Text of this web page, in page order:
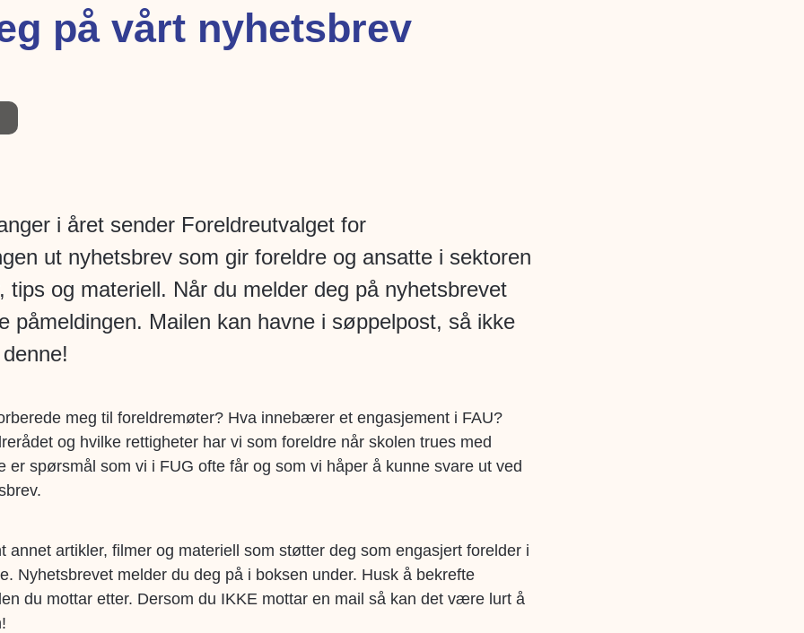
på vårt nyhetsbrev
i året sender Foreldreutvalget for
ut nyhetsbrev som gir foreldre og ansatte i sektoren
tips og materiell. Når du melder deg på nyhetsbrevet
påmeldingen. Mailen kan havne i søppelpost, så ikke
meg til foreldremøter? Hva innebærer et engasjement i FAU?
og hvilke rettigheter har vi som foreldre når skolen trues med
er spørsmål som vi i FUG ofte får og som vi håper å kunne svare ut ved
annet artikler, filmer og materiell som støtter deg som engasjert forelder i
Nyhetsbrevet melder du deg på i boksen under. Husk å bekrefte
du mottar etter. Dersom du IKKE mottar en mail så kan det være lurt å